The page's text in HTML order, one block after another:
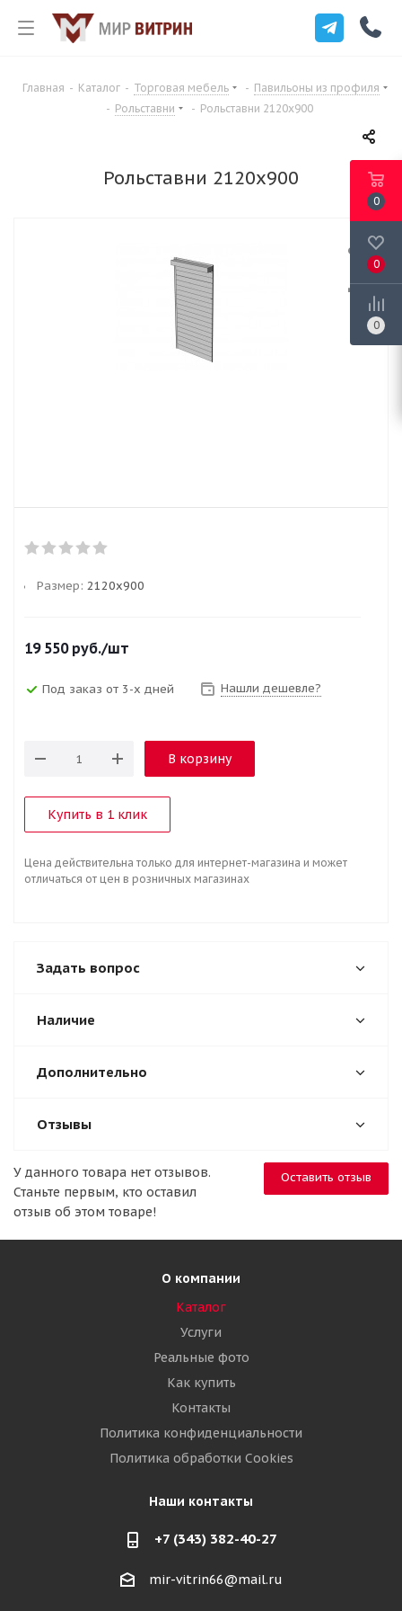
Главная - Каталог - Торговая мебель - Павильоны из профиля
- Рольставни - Рольставни 2120х900
Рольставни 2120х900
Размер: 2120х900
19 550руб./шт
Под заказ от 3-х дней Нашли дешевле?
В корзину
Купить в 1 клик
Цена действительна только для интернет-магазина и может
отличаться от цен в розничных магазинах
Задать вопрос
Наличие
Дополнительно
Отзывы
Оставить отзыв
У данного товара нет отзывов.
Станьте первым, кто оставил
отзыв об этом товаре!
О компании
Каталог
Услуги
Реальные фото
Как купить
Контакты
Политика конфиденциальности
Политика обработки Cookies
Наши контакты
+7 (343) 382-40-27
mir-vitrin66@mail.ru
0
0
0